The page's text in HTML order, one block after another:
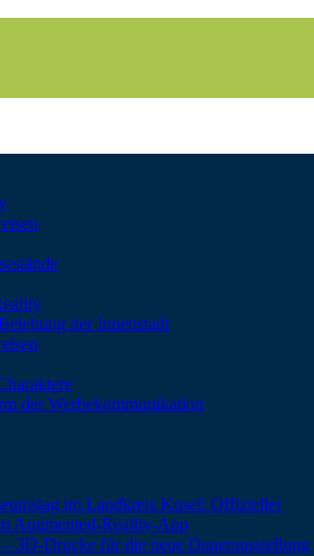
der Innenstadt
der Werbekommunikation
im Landkreis Kusel: Offizieller
Augmented-Reality-App
3D-Drucke für die neue Dauerausstellung